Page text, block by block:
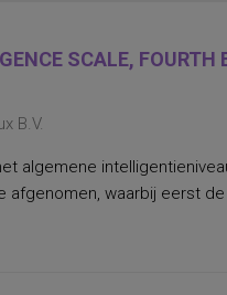
SCALE,
B.V.
algemene
afgenomen, waarbij eerst